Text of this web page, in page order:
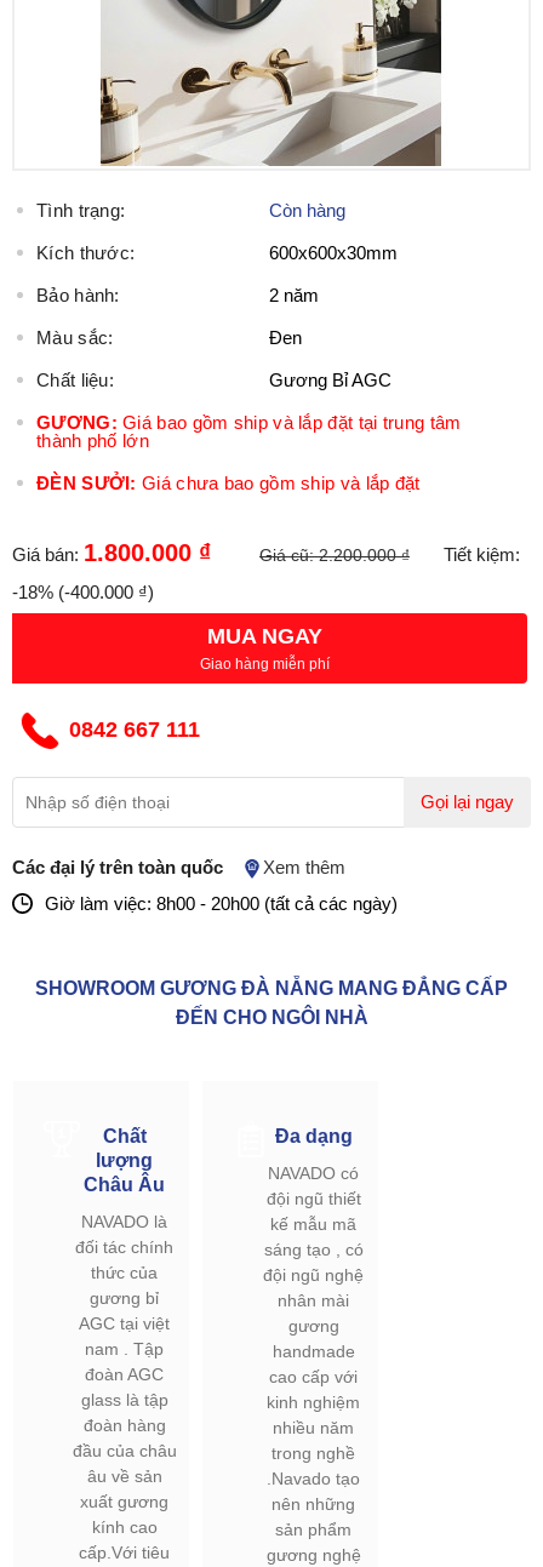
Tình trạng: Còn hàng
Kích thước: 600x600x30mm
Bảo hành: 2 năm
Màu sắc: Đen
Chất liệu: Gương Bỉ AGC
GƯƠNG: Giá bao gồm ship và lắp đặt tại trung tâm
thành phố lớn
ĐÈN SƯỞI: Giá chưa bao gồm ship và lắp đặt
Giá bán: 1.800.000 ₫ Giá cũ:2.200.000 ₫
Tiết kiệm:
-18% (-400.000 ₫)
MUA NGAY
Giao hàng miễn phí
0842 667 111
Gọi lại ngay
Các đại lý trên toàn quốc
Xem thêm
Giờ làm việc: 8h00 - 20h00 (tất cả các ngày)
SHOWROOM GƯƠNG ĐÀ NẴNG MANG ĐẲNG CẤP
ĐẾN CHO NGÔI NHÀ
Chất
lượng
Châu Âu
NAVADO là
đối tác chính
thức của
gương bỉ
AGC tại việt
nam . Tập
đoàn AGC
glass là tập
đoàn hàng
đầu của châu
âu về sản
xuất gương
kính cao
cấp.Với tiêu
Đa dạng
NAVADO có
đội ngũ thiết
kế mẫu mã
sáng tạo , có
đội ngũ nghệ
nhân mài
gương
handmade
cao cấp với
kinh nghiệm
nhiều năm
trong nghề
.Navado tạo
nên những
sản phẩm
gương nghệ